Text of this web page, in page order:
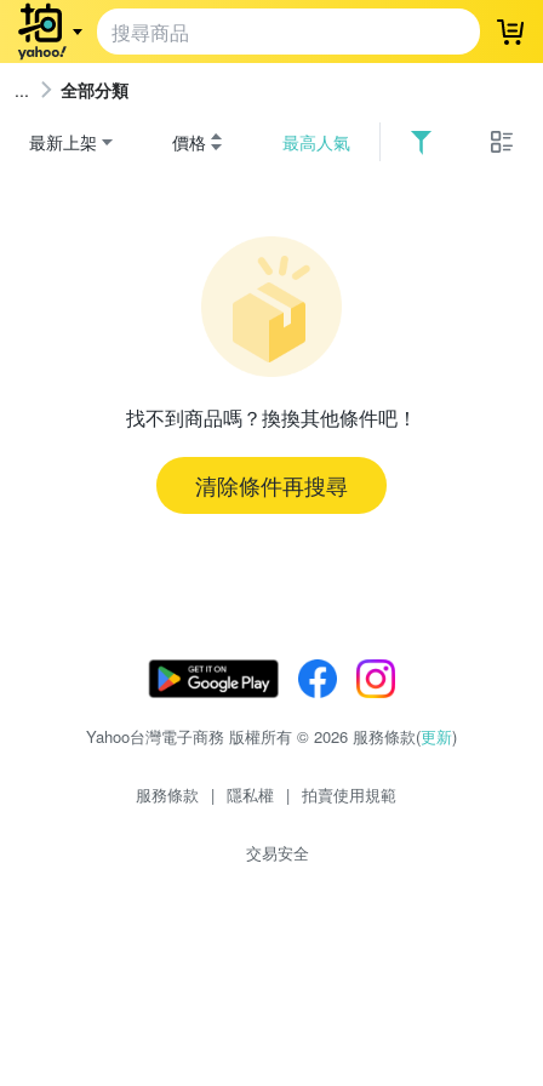
登
全部分類
最新上架 價格 最高人氣
找不到商品嗎？換換其他條件吧！
清除條件再搜尋
Yahoo台灣電子商務 版權所有 © 2026 服務條款(更新)
服務條款 | 隱私權 | 拍賣使用規範
交易安全